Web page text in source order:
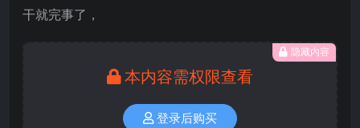
干就完事了，
隐藏内容
本内容需权限查看
登录后购买